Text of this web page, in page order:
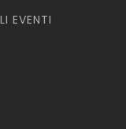
EVENTI